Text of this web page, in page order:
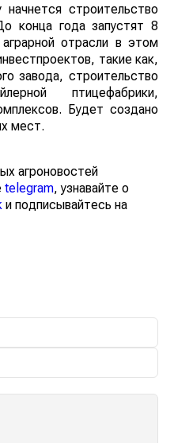
строительство
конца года запустят 8
отрасли в этом
такие как,
завода, строительство
птицефабрики,
Будет создано
мест.
агроновостей
telegram, узнавайте о
и подписывайтесь на